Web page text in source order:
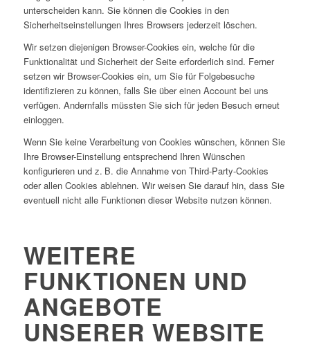
unterscheiden kann. Sie können die Cookies in den
Sicherheitseinstellungen Ihres Browsers jederzeit löschen.
Wir setzen diejenigen Browser-Cookies ein, welche für die
Funktionalität und Sicherheit der Seite erforderlich sind. Ferner
setzen wir Browser-Cookies ein, um Sie für Folgebesuche
identifizieren zu können, falls Sie über einen Account bei uns
verfügen. Andernfalls müssten Sie sich für jeden Besuch erneut
einloggen.
Wenn Sie keine Verarbeitung von Cookies wünschen, können Sie
Ihre Browser-Einstellung entsprechend Ihren Wünschen
konfigurieren und z. B. die Annahme von Third-Party-Cookies
oder allen Cookies ablehnen. Wir weisen Sie darauf hin, dass Sie
eventuell nicht alle Funktionen dieser Website nutzen können.
WEITERE
FUNKTIONEN UND
ANGEBOTE
UNSERER WEBSITE